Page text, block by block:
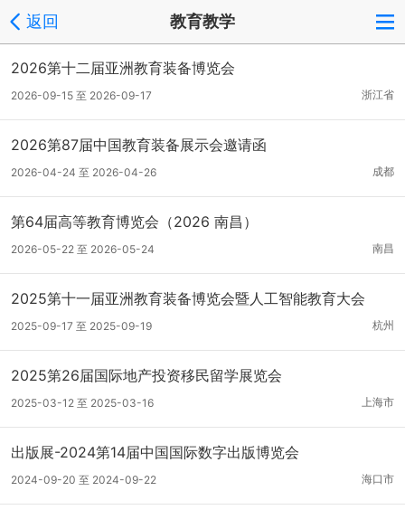
返回 教育教学
2026第十二届亚洲教育装备博览会
浙江省
2026-09-15 至 2026-09-17
2026第87届中国教育装备展示会邀请函
成都
2026-04-24 至 2026-04-26
第64届高等教育博览会（2026 南昌）
南昌
2026-05-22 至 2026-05-24
2025第十一届亚洲教育装备博览会暨人工智能教育大会
杭州
2025-09-17 至 2025-09-19
2025第26届国际地产投资移民留学展览会
上海市
2025-03-12 至 2025-03-16
出版展-2024第14届中国国际数字出版博览会
海口市
2024-09-20 至 2024-09-22